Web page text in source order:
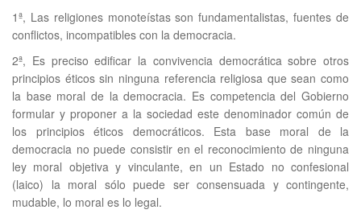
1ª, Las religiones monoteístas son fundamentalistas, fuentes de
conflictos, incompatibles con la democracia.
2ª, Es preciso edificar la convivencia democrática sobre otros
principios éticos sin ninguna referencia religiosa que sean como
la base moral de la democracia. Es competencia del Gobierno
formular y proponer a la sociedad este denominador común de
los principios éticos democráticos. Esta base moral de la
democracia no puede consistir en el reconocimiento de ninguna
ley moral objetiva y vinculante, en un Estado no confesional
(laico) la moral sólo puede ser consensuada y contingente,
mudable, lo moral es lo legal.